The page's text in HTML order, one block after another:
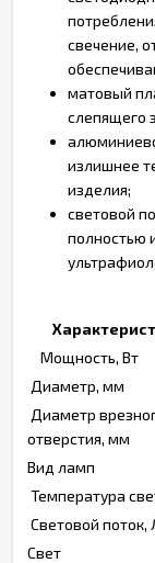
свечение,
матовый
слепящего
излишнее
изделия;
световой
полностью
Мощность, Вт
Диаметр, мм
Диаметр
отверстия, мм
Вид ламп
Температура
Световой поток,
Свет